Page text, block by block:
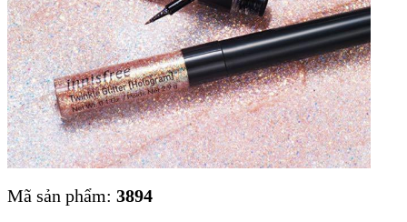
Mã sản phẩm: 3894